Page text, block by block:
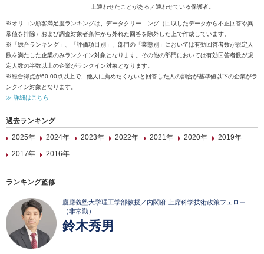
上通わせたことがある／通わせている保護者。
※オリコン顧客満足度ランキングは、データクリーニング（回収したデータから不正回答や異
常値を排除）および調査対象者条件から外れた回答を除外した上で作成しています。
※「総合ランキング」、「評価項目別」、部門の「業態別」においては有効回答者数が規定人
数を満たした企業のみランクイン対象となります。その他の部門においては有効回答者数が規
定人数の半数以上の企業がランクイン対象となります。
※総合得点が60.00点以上で、他人に薦めたくないと回答した人の割合が基準値以下の企業がラ
ンクイン対象となります。
≫ 詳細はこちら
過去ランキング
2025年
2024年 2023年 2022年 2021年 2020年
2019年
2017年
2016年
ランキング監修
慶應義塾大学理工学部教授／内閣府 上席科学技術政策フェロー
（非常勤）
鈴木秀男